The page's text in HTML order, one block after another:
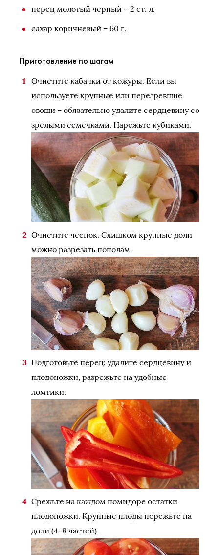
перец молотый черный – 2 ст. л.
сахар коричневый – 60 г.
Приготовление по шагам
Очистите кабачки от кожуры. Если вы
используете крупные или перезревшие
овощи – обязательно удалите сердцевину со
зрелыми семечками. Нарежьте кубиками.
Очистите чеснок. Слишком крупные доли
можно разрезать пополам.
Подготовьте перец: удалите сердцевину и
плодоножки, разрежьте на удобные
ломтики.
Срежьте на каждом помидоре остатки
плодоножки. Крупные плоды порежьте на
доли (4-8 частей).